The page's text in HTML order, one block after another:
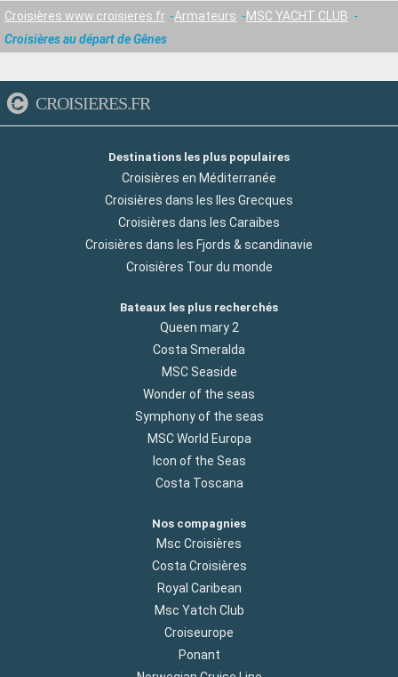
Croisières www.croisieres.fr Armateurs
MSC YACHT CLUB
Croisières au départ de Gênes
CROISIERES.FR
Destinations les plus populaires
Croisières en Méditerranée
Croisières dans les Iles Grecques
Croisières dans les Caraibes
Croisières dans les Fjords & scandinavie
Croisières Tour du monde
Bateaux les plus recherchés
Queen mary 2
Costa Smeralda
MSC Seaside
Wonder of the seas
Symphony of the seas
MSC World Europa
Icon of the Seas
Costa Toscana
Nos compagnies
Msc Croisières
Costa Croisières
Royal Caribean
Msc Yatch Club
Croiseurope
Ponant